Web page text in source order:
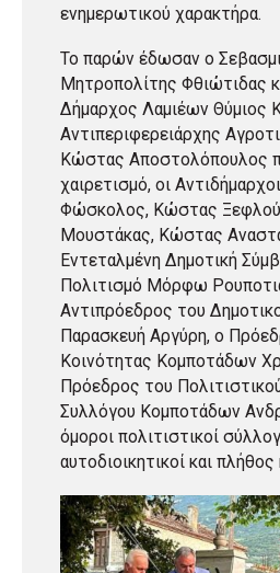
ενημερωτικού χαρακτήρα.
Το παρών έδωσαν ο
Μητροπολίτης Φθιώτιδας
Δήμαρχος Λαμιέων Θύμιος
Αντιπεριφερειάρχης
Κώστας Αποστολόπουλος
χαιρετισμό, οι
Φώσκολος, Κώστας
Μουστάκας, Κώστας
Εντεταλμένη Δημοτική
Πολιτισμό Μόρφω
Αντιπρόεδρος του
Παρασκευή Αργύρη, ο
Κοινότητας Κομποτάδων
Πρόεδρος του
Συλλόγου Κομποτάδων
όμοροι πολιτιστικοί
αυτοδιοικητικοί και